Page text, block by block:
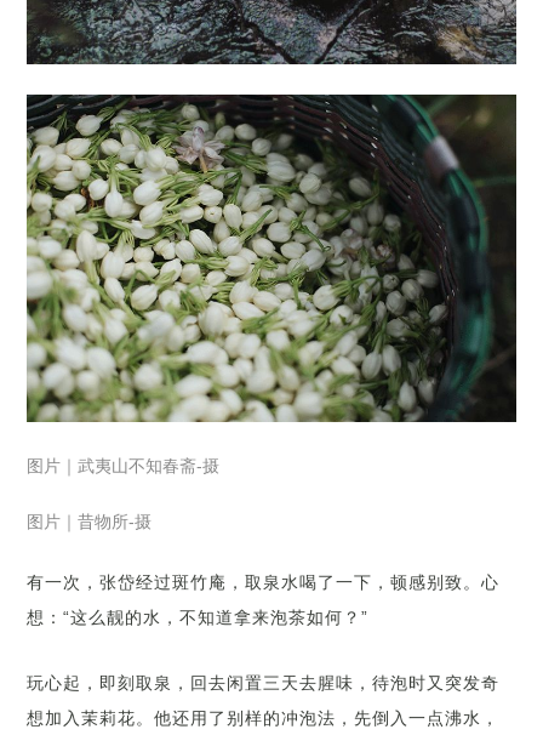
图片｜武夷山不知春斋-摄
图片｜昔物所-摄
有一次，张岱经过斑竹庵，取泉水喝了一下，顿感别致。心
想：“这么靓的水，不知道拿来泡茶如何？”
玩心起，即刻取泉，回去闲置三天去腥味，待泡时又突发奇
想加入茉莉花。他还用了别样的冲泡法，先倒入一点沸水，